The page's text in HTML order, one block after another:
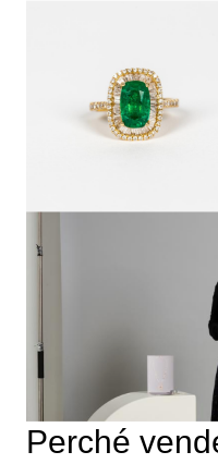
Perché